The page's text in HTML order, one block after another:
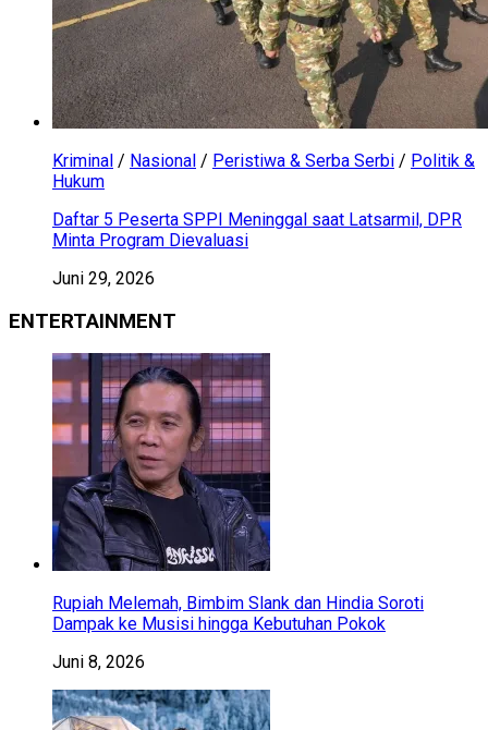
Kriminal / Nasional / Peristiwa & Serba Serbi / Politik &
Hukum
Daftar 5 Peserta SPPI Meninggal saat Latsarmil, DPR
Minta Program Dievaluasi
Juni 29, 2026
ENTERTAINMENT
Rupiah Melemah, Bimbim Slank dan Hindia Soroti
Dampak ke Musisi hingga Kebutuhan Pokok
Juni 8, 2026